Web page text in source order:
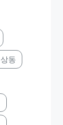
상동